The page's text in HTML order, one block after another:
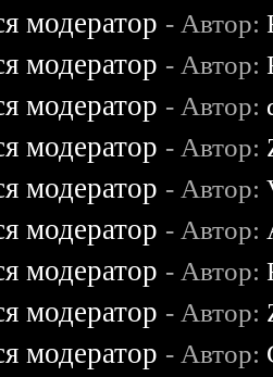
модератор - Автор:
модератор - Автор:
модератор - Автор:
модератор - Автор:
модератор - Автор:
модератор - Автор:
модератор - Автор:
модератор - Автор:
модератор - Автор: